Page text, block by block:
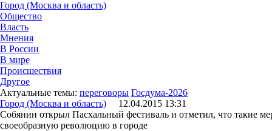
Город (Москва и область)
Общество
Власть
Мнения
В России
В мире
Происшествия
Другое
Актуальные темы: переговоры Госдума-2026
Город (Москва и область) 12.04.2015 13:31
Собянин открыл Пасхальный фестиваль и отметил, что такие
своеобразную революцию в городе